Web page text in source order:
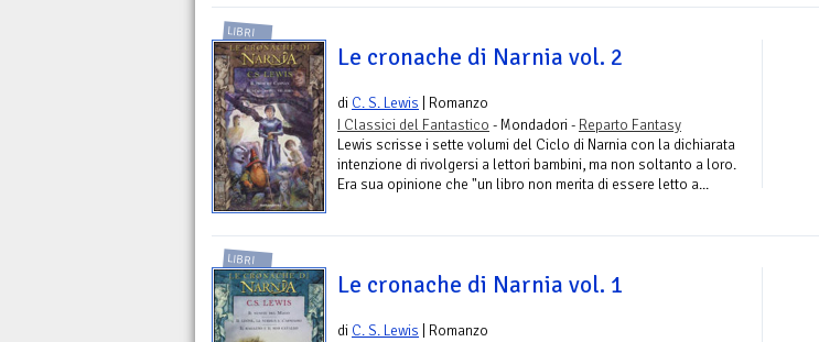
LIBRI
Le cronache di Narnia vol. 2
di C. S. Lewis | Romanzo
I Classici del Fantastico - Mondadori - Reparto Fantasy
Lewis scrisse i sette volumi del Ciclo di Narnia con la dichiarata
intenzione di rivolgersi a lettori bambini, ma non soltanto a loro.
Era sua opinione che "un libro non merita di essere letto a...
LIBRI
Le cronache di Narnia vol. 1
di C. S. Lewis | Romanzo